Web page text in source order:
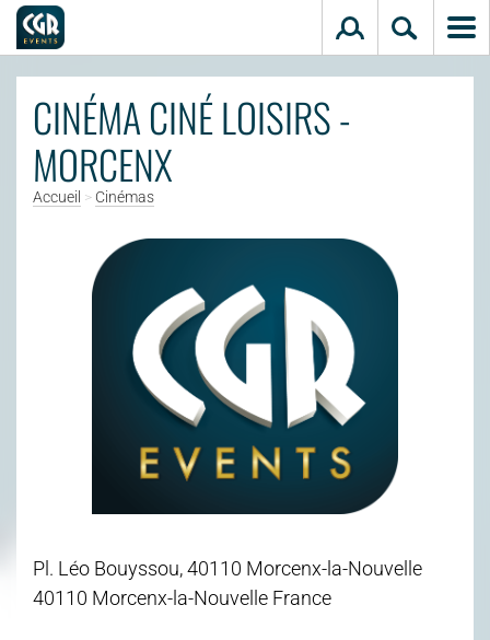
Aller au contenu principal
CINÉMA CINÉ LOISIRS -
MORCENX
Accueil > Cinémas
Pl. Léo Bouyssou, 40110 Morcenx-la-Nouvelle
40110 Morcenx-la-Nouvelle France